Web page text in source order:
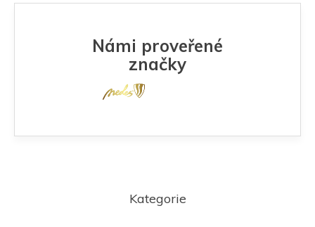
Námi proveřené
značky
Kategorie